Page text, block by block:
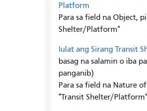
Platform
Para sa field na Object,
Shelter/Platform"
Iulat ang Sirang Transit
basag na salamin o iba
panganib)
Para sa field na Nature
"Transit Shelter/Platform"